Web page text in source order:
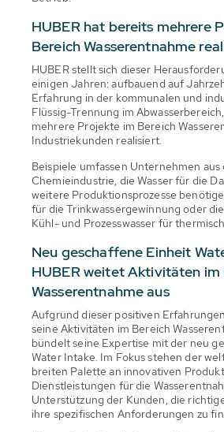
HUBER hat bereits mehrere
Bereich Wasserentnahme
HUBER stellt sich dieser
einigen Jahren: aufbauend auf
Erfahrung in der kommunalen und
Flüssig-Trennung im
mehrere Projekte im Bereich
Industriekunden realisiert.
Beispiele umfassen Unternehmen
Chemieindustrie, die Wasser für die
weitere Produktionsprozesse
für die Trinkwassergewinnung oder
Kühl- und Prozesswasser für
Neu geschaffene Einheit
HUBER weitet Aktivitäten im
Wasserentnahme aus
Aufgrund dieser positiven
seine Aktivitäten im Bereich
bündelt seine Expertise mit der neu
Water Intake. Im Fokus stehen der
breiten Palette an innovativen
Dienstleistungen für die
Unterstützung der Kunden, die
ihre spezifischen Anforderungen zu